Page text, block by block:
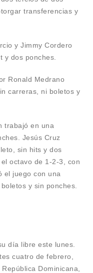
transferencias y
y Jimmy Cordero
y dos ponches.
Ronald Medrano
carreras, ni boletos y
trabajó en una
Jesús Cruz
sin hits y dos
octavo de 1-2-3, con
el juego con una
y sin ponches.
día libre este lunes.
cuatro de febrero,
Dominicana,